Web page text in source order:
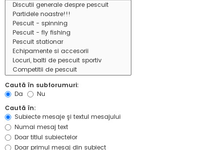
Caută în subforumuri:
Da
Nu
Caută în:
Subiecte mesaje şi textul mesajului
Numai mesaj text
Doar titlul subiectelor
Doar primul mesaj din subiect